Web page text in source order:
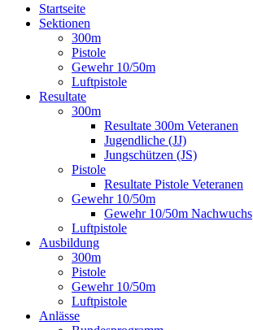
Startseite
Sektionen
300m
Pistole
Gewehr 10/50m
Luftpistole
Resultate
300m
Resultate 300m Veteranen
Jugendliche (JJ)
Jungschützen (JS)
Pistole
Resultate Pistole Veteranen
Gewehr 10/50m
Gewehr 10/50m Nachwuchs
Luftpistole
Ausbildung
300m
Pistole
Gewehr 10/50m
Luftpistole
Anlässe